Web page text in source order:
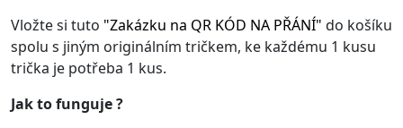
Vložte si tuto "Zakázku na QR KÓD NA PŘÁNÍ" do košíku
spolu s jiným originálním tričkem, ke každému 1 kusu
trička je potřeba 1 kus.
Jak to funguje ?